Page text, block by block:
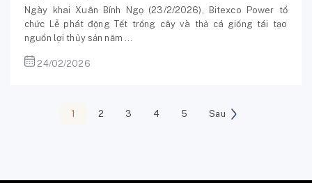
Ngày khai Xuân Bính Ngọ (23/2/2026), Bitexco Power tổ
chức Lễ phát động Tết trồng cây và thả cá giống tái tạo
nguồn lợi thủy sản năm ...
24/02/2026
1 2 3 4 5 Sau